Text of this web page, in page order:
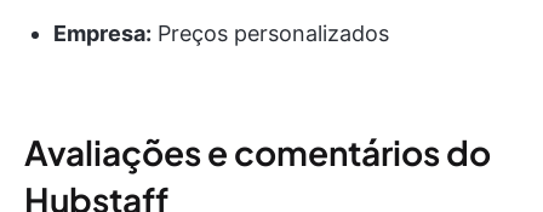
Empresa: Preços personalizados
Avaliações e comentários do
Hubstaff